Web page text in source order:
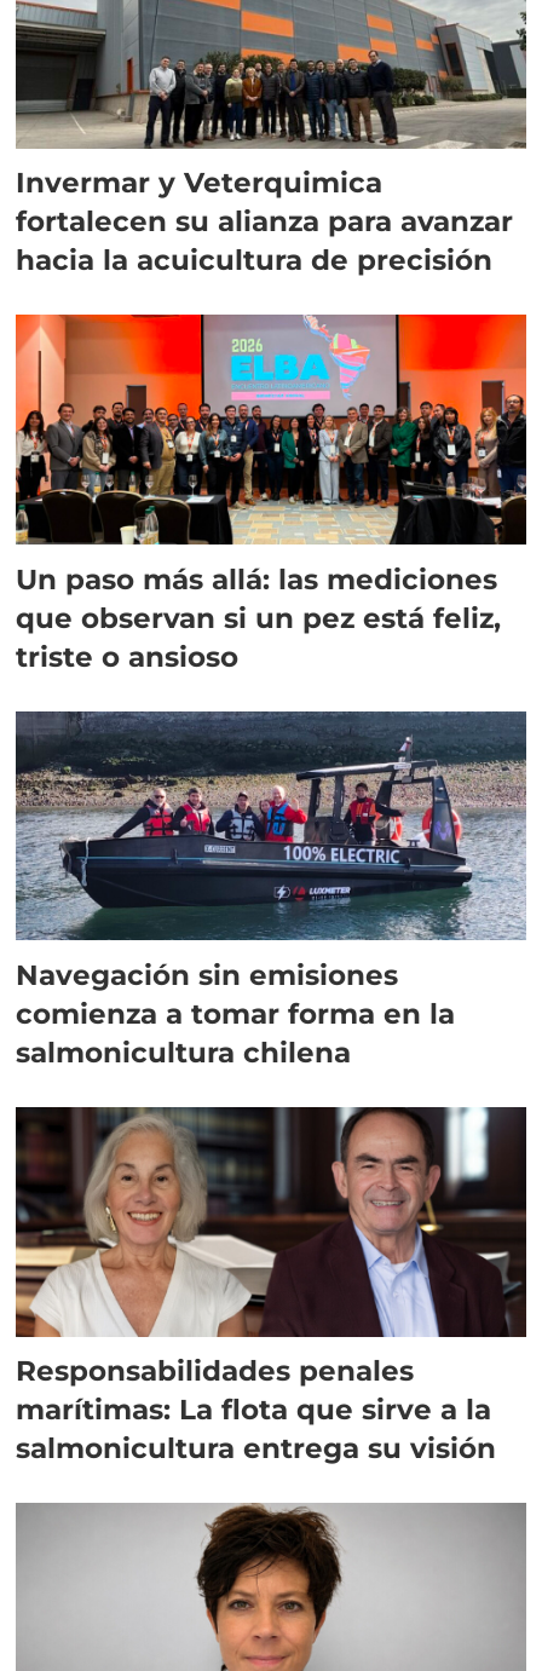
Invermar y Veterquimica
fortalecen su alianza para avanzar
hacia la acuicultura de precisión
Un paso más allá: las mediciones
que observan si un pez está feliz,
triste o ansioso
Navegación sin emisiones
comienza a tomar forma en la
salmonicultura chilena
Responsabilidades penales
marítimas: La flota que sirve a la
salmonicultura entrega su visión